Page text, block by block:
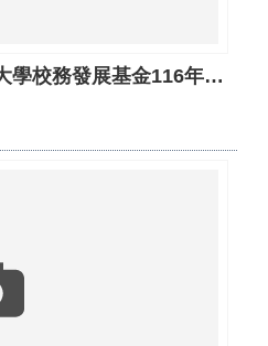
教育局主管臺北市立大學校務發展基金116年度預算案書(PDF)